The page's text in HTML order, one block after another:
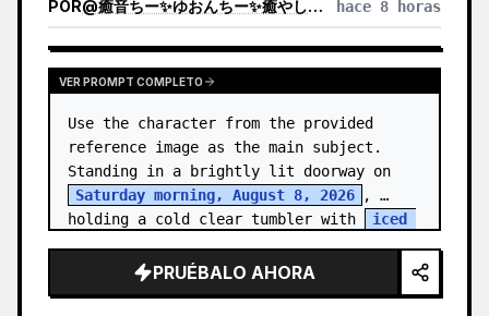
POR@癒音ちー✨ゆおんちー✨癒やし声ASMRとAI hace 8 horas
VER PROMPT COMPLETO
Use the character from the provided
reference image as the main subject.
Saturday morning, August 8, 2026
,
holding a cold clear tumbler with
iced
PRUÉBALO AHORA